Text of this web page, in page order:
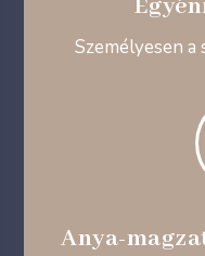
Személyesen
Anya-